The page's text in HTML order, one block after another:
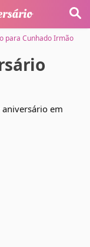
para Cunhado Irmão
em